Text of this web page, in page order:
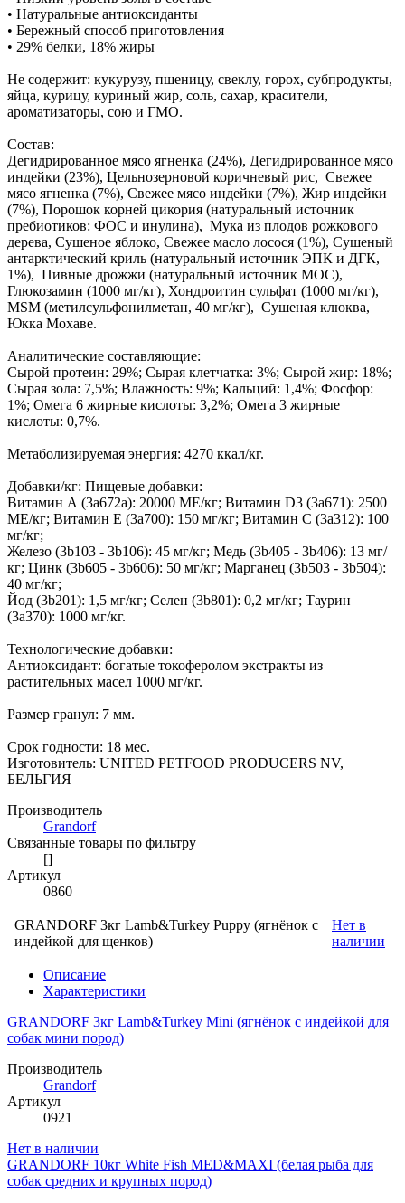
• Натуральные антиоксиданты
• Бережный способ приготовления
• 29% белки, 18% жиры
Не содержит: кукурузу, пшеницу, свеклу, горох, субпродукты,
яйца, курицу, куриный жир, соль, сахар, красители,
ароматизаторы, сою и ГМО.
Состав:
Дегидрированное мясо ягненка (24%), Дегидрированное мясо
индейки (23%), Цельнозерновой коричневый рис, Свежее
мясо ягненка (7%), Свежее мясо индейки (7%), Жир индейки
(7%), Порошок корней цикория (натуральный источник
пребиотиков: ФОС и инулина), Мука из плодов рожкового
дерева, Сушеное яблоко, Свежее масло лосося (1%), Сушеный
антарктический криль (натуральный источник ЭПК и ДГК,
1%), Пивные дрожжи (натуральный источник МОС),
Глюкозамин (1000 мг/кг), Хондроитин сульфат (1000 мг/кг),
MSM (метилсульфонилметан, 40 мг/кг), Сушеная клюква,
Юкка Мохаве.
Аналитические составляющие:
Сырой протеин: 29%; Сырая клетчатка: 3%; Сырой жир: 18%;
Сырая зола: 7,5%; Влажность: 9%; Кальций: 1,4%; Фосфор:
1%; Омега 6 жирные кислоты: 3,2%; Омега 3 жирные
кислоты: 0,7%.
Метаболизируемая энергия: 4270 ккал/кг.
Добавки/кг: Пищевые добавки:
Витамин А (3а672а): 20000 МЕ/кг; Витамин D3 (3а671): 2500
МЕ/кг; Витамин Е (3а700): 150 мг/кг; Витамин С (3а312): 100
мг/кг;
Железо (3b103 - 3b106): 45 мг/кг; Медь (3b405 - 3b406): 13 мг/
кг; Цинк (3b605 - 3b606): 50 мг/кг; Марганец (3b503 - 3b504):
40 мг/кг;
Йод (3b201): 1,5 мг/кг; Селен (3b801): 0,2 мг/кг; Таурин
(3a370): 1000 мг/кг.
Технологические добавки:
Антиоксидант: богатые токоферолом экстракты из
растительных масел 1000 мг/кг.
Размер гранул: 7 мм.
Срок годности: 18 мес.
Изготовитель: UNITED PETFOOD PRODUCERS NV,
БЕЛЬГИЯ
Производитель
Grandorf
Связанные товары по фильтру
[]
Артикул
0860
GRANDORF 3кг Lamb&Turkey Puppy (ягнёнок с
индейкой для щенков)
Нет в
наличии
Описание
Характеристики
GRANDORF 3кг Lamb&Turkey Mini (ягнёнок с индейкой для
собак мини пород)
Производитель
Grandorf
Артикул
0921
Нет в наличии
GRANDORF 10кг White Fish MED&MAXI (белая рыба для
собак средних и крупных пород)